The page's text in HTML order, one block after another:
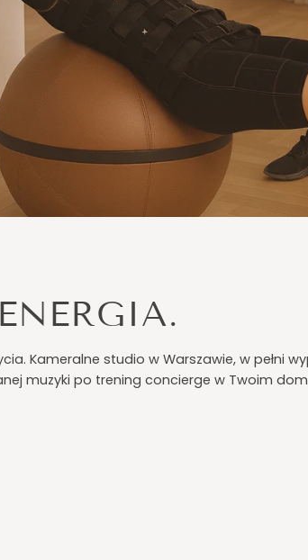
Kameralne studio w Warszawie, w pełni
muzyki po trening concierge w Twoim